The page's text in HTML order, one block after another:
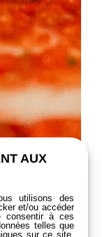
AUX
utilisons des
et/ou accéder
consentir à ces
telles que
sur ce site.